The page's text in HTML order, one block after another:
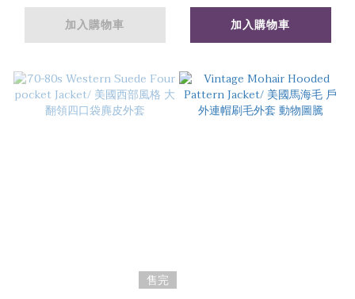
加入購物車 加入購物車
售完